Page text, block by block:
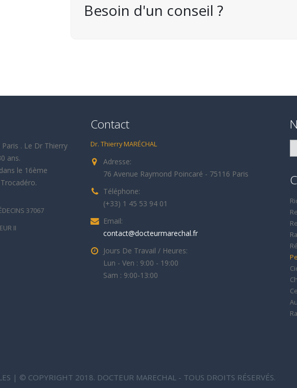
Besoin d'un conseil ?
. Le Dr Thierry
ans.
le 16ème
37067
II
Contact
Dr. Thierry MARÉCHAL
Adresse:
76 Avenue Raymond Poincaré - 75116 Paris
Téléphone:
(+33) 1 45 53 94 01
Email:
contact@docteurmarechal.fr
Jours De Travail / Heures:
Lun - Ven : 9:00 - 19:00
Sam : 9:00-13:00
| © COPYRIGHT 2018. DOCTEUR MARECHAL - TOUS DROITS RÉSERVÉS.